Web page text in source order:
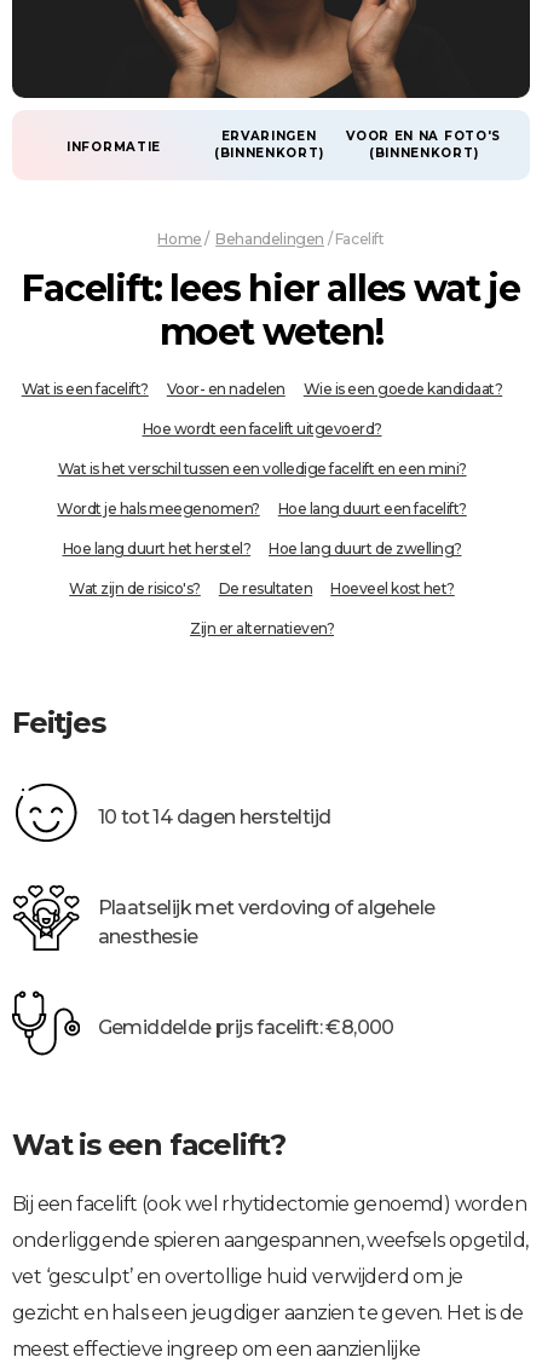
INFORMATIE
ERVARINGEN
(BINNENKORT)
VOOR EN NA FOTO'S
(BINNENKORT)
Home / Behandelingen / Facelift
Facelift: lees hier alles wat je
moet weten!
Wat is een facelift? Voor- en nadelen Wie is een goede kandidaat?
Hoe wordt een facelift uitgevoerd?
Wat is het verschil tussen een volledige facelift en een mini?
Wordt je hals meegenomen? Hoe lang duurt een facelift?
Hoe lang duurt het herstel? Hoe lang duurt de zwelling?
Wat zijn de risico's? De resultaten Hoeveel kost het?
Zijn er alternatieven?
Feitjes
10 tot 14 dagen hersteltijd
Plaatselijk met verdoving of algehele
anesthesie
Gemiddelde prijs facelift: €8,000
Wat is een facelift?
Bij een facelift (ook wel rhytidectomie genoemd) worden
onderliggende spieren aangespannen, weefsels opgetild,
vet ‘gesculpt’ en overtollige huid verwijderd om je
gezicht en hals een jeugdiger aanzien te geven. Het is de
meest effectieve ingreep om een aanzienlijke